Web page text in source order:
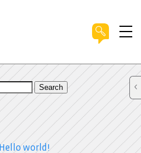
Search
Hello world!